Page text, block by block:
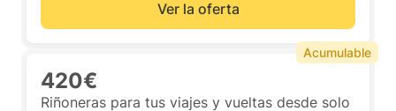
Ver la oferta
420€
Riñoneras para tus viajes y vueltas desde solo
Acumulable